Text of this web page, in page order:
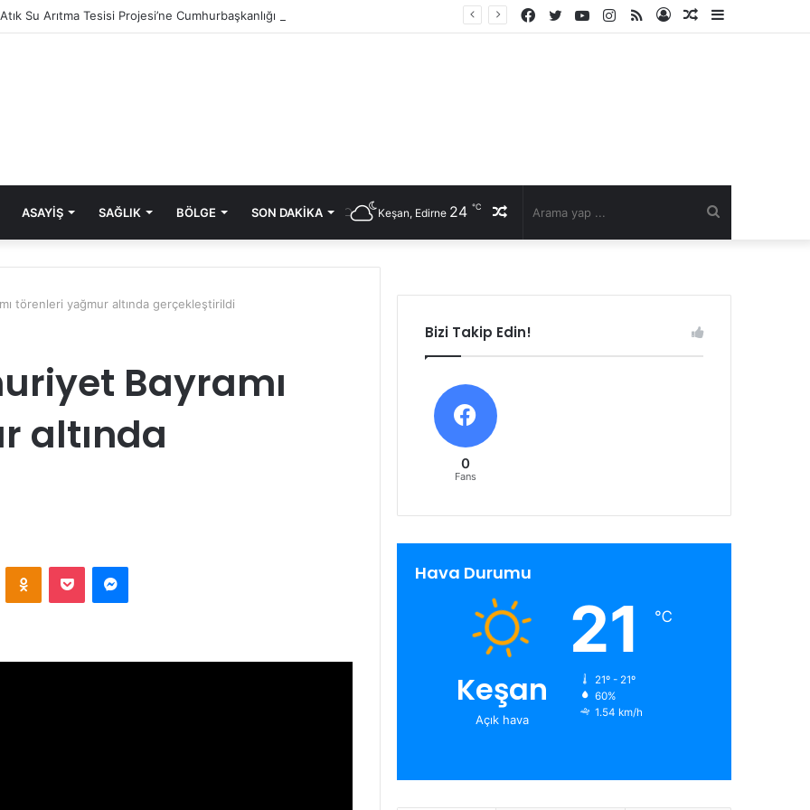
Su Arıtma Tesisi Projesi’ne Cumhurbaşkanlığı onayı
Kenar
Rastgele
Kayıt
RSS
Instagram
YouTube
Twitter
Facebook
ASAYIŞ SAĞLIK BÖLGE SON DAKIKA Rastgele
Keşan, Edirne 24 ℃
törenleri yağmur altında gerçekleştirildi
Bayramı
altında
Odnoklassniki
Pocket Messenger
Bizi Takip Edin!
0
Fans
Hava Durumu
Keşan
Açık hava
21 ℃
21º - 21º
60%
1.54 km/h